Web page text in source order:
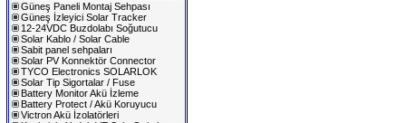
Güneş Paneli Montaj Sehpası
Güneş İzleyici Solar Tracker
12-24VDC Buzdolabı Soğutucu
Solar Kablo / Solar Cable
Sabit panel sehpaları
Solar PV Konnektör Connector
TYCO Electronics SOLARLOK
Solar Tip Sigortalar / Fuse
Battery Monitor Akü İzleme
Battery Protect / Akü Koruyucu
Victron Akü İzolatörleri